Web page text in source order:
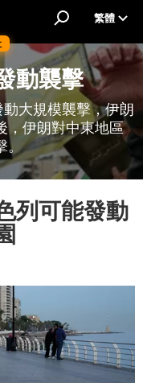
繁體
動襲擊
大規模襲擊，伊朗
，伊朗對中東地區
。
列可能發動